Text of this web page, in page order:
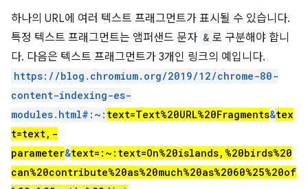
하나의 URL에 여러 텍스트 프래그먼트가 표시될 수 있습니다.
특정 텍스트 프래그먼트는 앰퍼샌드 문자 & 로 구분해야 합니
다. 다음은 텍스트 프래그먼트가 3개인 링크의 예입니다.
https://blog.chromium.org/2019/12/chrome-80-
content-indexing-es-
modules.html#:~: text=Text%20URL%20Fragments&tex
t=text,-
parameter&text=:~:text=On%20islands,%20birds%20
can%20contribute%20as%20much%20as%2060%25%20of